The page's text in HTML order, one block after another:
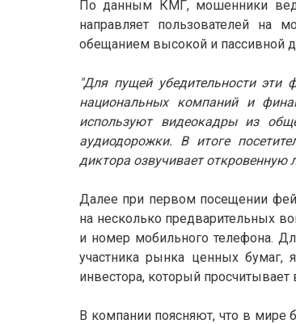
По данным КМГ, мошенники
направляет пользователей на
обещанием высокой и пассивной
"Для пущей убедительности эти
национальных компаний и
используют видеокадры из
аудиодорожки. В итоге
диктора озвучивает
Далее при первом посещении
на несколько предварительных
и номер мобильного телефона.
участника рынка ценных бумаг,
инвестора, который
В компании поясняют, что в мире